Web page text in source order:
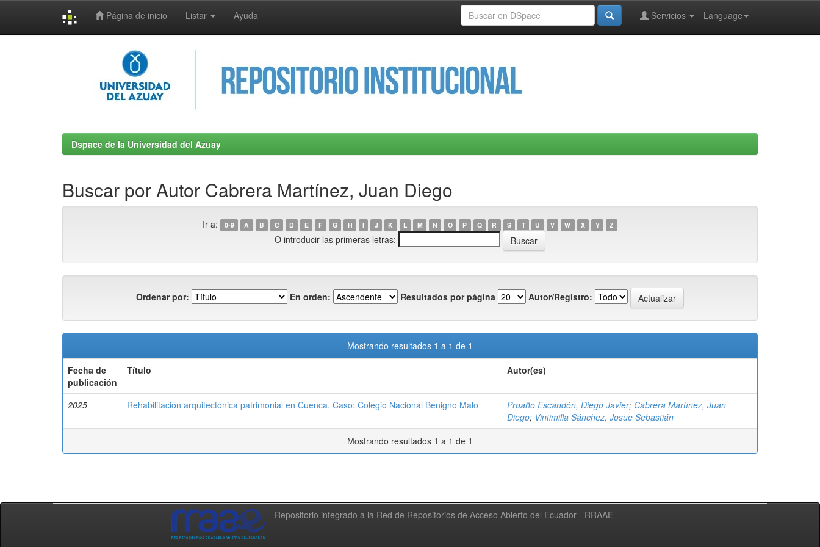
Página de inicio Listar Ayuda Language
Servicios
Dspace de la Universidad del Azuay
Buscar por Autor Cabrera Martínez, Juan Diego
Ir a: 0-9 A B C D E F G H I J K L M N O P Q R S T U V W X Y Z
O introducir las primeras letras:
Ordenar por: En orden: Resultados por página Autor/Registro:
Mostrando resultados 1 a 1 de 1
Fecha de
publicación
Título Autor(es)
2025 Rehabilitación arquitectónica patrimonial en Cuenca. Caso: Colegio Nacional Benigno Malo Proaño Escandón, Diego Javier; Cabrera Martínez, Juan
Diego; Vintimilla Sánchez, Josue Sebastián
Mostrando resultados 1 a 1 de 1
Repositorio integrado a la Red de Repositorios de Acceso Abierto del Ecuador - RRAAE